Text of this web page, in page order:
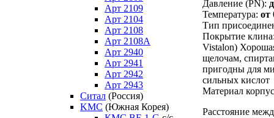
Арт 2109
Арт 2104
Арт 2108
Арт 2108A
Арт 2940
Арт 2941
Арт 2942
Арт 2943
Ситал (Россия)
KMC (Южная Корея)
Давление (PN):
Температура: от
Тип
Покрытие
Vistalon)
щелочам,
пригодны для
сильных кислот
Материал
Расстояние